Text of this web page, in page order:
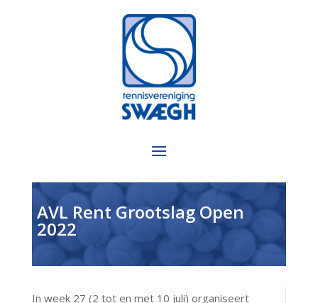
AVL Rent Grootslag Open
2022
In week 27 (2 tot en met 10 juli) organiseert